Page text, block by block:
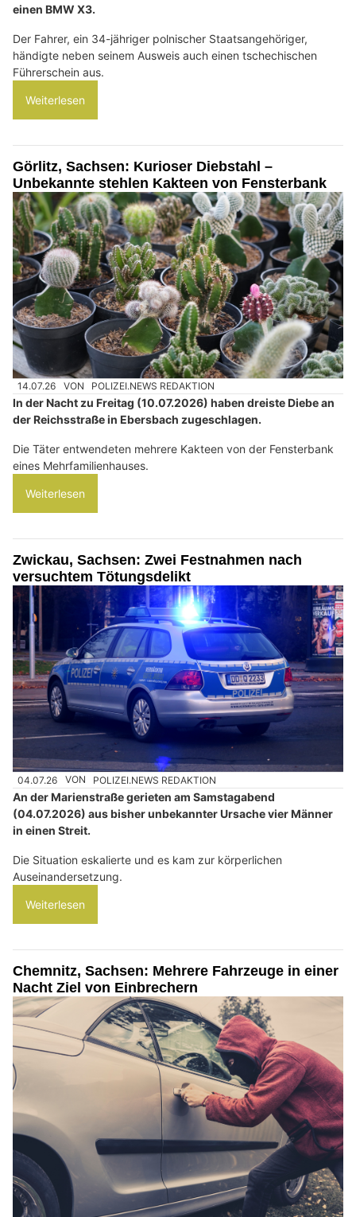
einen BMW X3.
Der Fahrer, ein 34-jähriger polnischer Staatsangehöriger,
händigte neben seinem Ausweis auch einen tschechischen
Führerschein aus.
Weiterlesen
Görlitz, Sachsen: Kurioser Diebstahl –
Unbekannte stehlen Kakteen von Fensterbank
14.07.26 VON POLIZEI.NEWS REDAKTION
In der Nacht zu Freitag (10.07.2026) haben dreiste Diebe an
der Reichsstraße in Ebersbach zugeschlagen.
Die Täter entwendeten mehrere Kakteen von der Fensterbank
eines Mehrfamilienhauses.
Weiterlesen
Zwickau, Sachsen: Zwei Festnahmen nach
versuchtem Tötungsdelikt
04.07.26 VON POLIZEI.NEWS REDAKTION
An der Marienstraße gerieten am Samstagabend
(04.07.2026) aus bisher unbekannter Ursache vier Männer
in einen Streit.
Die Situation eskalierte und es kam zur körperlichen
Auseinandersetzung.
Weiterlesen
Chemnitz, Sachsen: Mehrere Fahrzeuge in einer
Nacht Ziel von Einbrechern